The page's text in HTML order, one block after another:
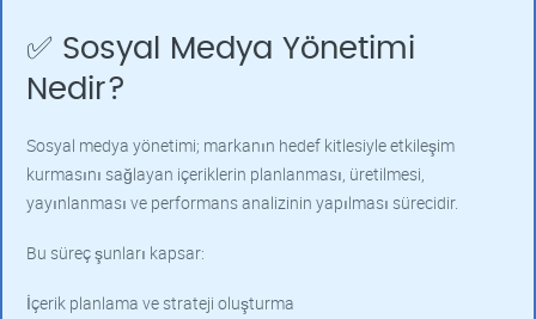
✅ Sosyal Medya Yönetimi
Nedir?
Sosyal medya yönetimi; markanın hedef kitlesiyle etkileşim
kurmasını sağlayan içeriklerin planlanması, üretilmesi,
yayınlanması ve performans analizinin yapılması sürecidir.
Bu süreç şunları kapsar:
İçerik planlama ve strateji oluşturma